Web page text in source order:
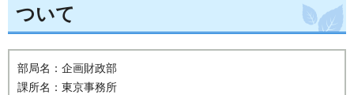
ついて
部局名：企画財政部
課所名：東京事務所